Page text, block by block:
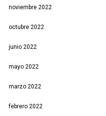
noviembre 2022
octubre 2022
junio 2022
mayo 2022
marzo 2022
febrero 2022